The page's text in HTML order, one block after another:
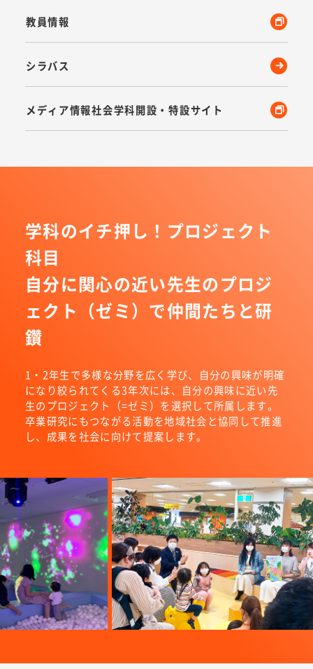
教員情報
シラバス
メディア情報社会学科開設・特設サイト
学科のイチ押し！プロジェクト
科目
自分に関心の近い先生のプロジ
ェクト（ゼミ）で仲間たちと研
鑽
1・2年生で多様な分野を広く学び、自分の興味が明確
になり絞られてくる3年次には、自分の興味に近い先
生のプロジェクト（=ゼミ）を選択して所属します。
卒業研究にもつながる活動を地域社会と協同して推進
し、成果を社会に向けて提案します。